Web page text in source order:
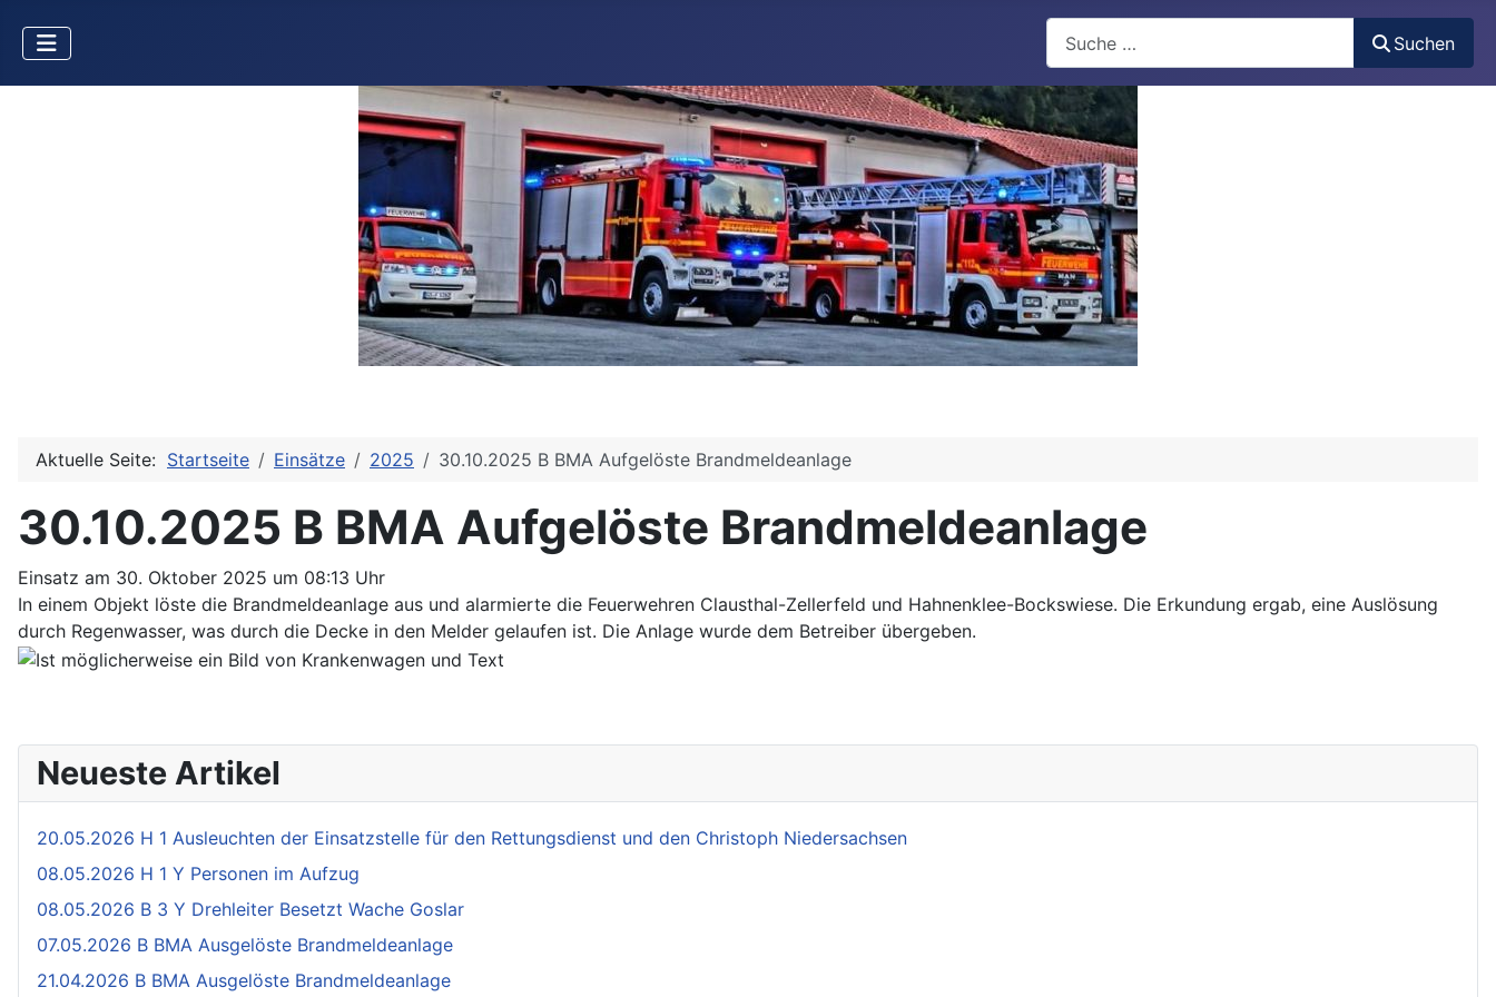
Suchen
Aktuelle Seite: Startseite Einsätze 2025 30.10.2025 B BMA Aufgelöste Brandmeldeanlage
30.10.2025 B BMA Aufgelöste Brandmeldeanlage
Einsatz am 30. Oktober 2025 um 08:13 Uhr
In einem Objekt löste die Brandmeldeanlage aus und alarmierte die Feuerwehren Clausthal-Zellerfeld und Hahnenklee-Bockswiese. Die Erkundung ergab, eine Auslösung
durch Regenwasser, was durch die Decke in den Melder gelaufen ist. Die Anlage wurde dem Betreiber übergeben.
Neueste Artikel
20.05.2026 H 1 Ausleuchten der Einsatzstelle für den Rettungsdienst und den Christoph Niedersachsen
08.05.2026 H 1 Y Personen im Aufzug
08.05.2026 B 3 Y Drehleiter Besetzt Wache Goslar
07.05.2026 B BMA Ausgelöste Brandmeldeanlage
21.04.2026 B BMA Ausgelöste Brandmeldeanlage